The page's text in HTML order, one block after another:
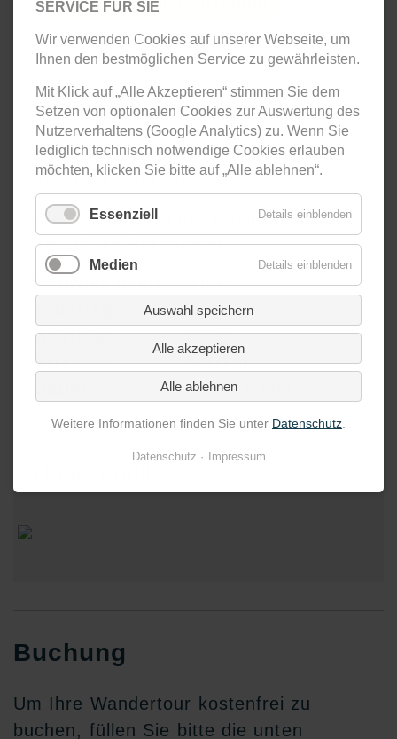
Wegdaten
Start:
Klausenhof, Friedensstraße
28, 37318 Bornhagen
Ziel:
Klausenhof, Friedensstraße
28, 37318 Bornhagen
Schwierigkeit:
mittel
322m
Abstieg:
323m
Strecke:
8,87km
4 Std. 0 Min.
Buchung
Um Ihre Wandertour kostenfrei zu
buchen, füllen Sie bitte die unten
SERVICE FÜR SIE
Wir verwenden Cookies auf unserer Webseite, um
Ihnen den bestmöglichen Service zu gewährleisten.
Mit Klick auf „Alle Akzeptieren“ stimmen Sie dem
Setzen von optionalen Cookies zur Auswertung des
Nutzerverhaltens (Google Analytics) zu. Wenn Sie
lediglich technisch notwendige Cookies erlauben
möchten, klicken Sie bitte auf „Alle ablehnen“.
Essenziell Details einblenden
Medien Details einblenden
Auswahl speichern
Alle akzeptieren
Alle ablehnen
Weitere Informationen finden Sie unter Datenschutz
Datenschutz Impressum